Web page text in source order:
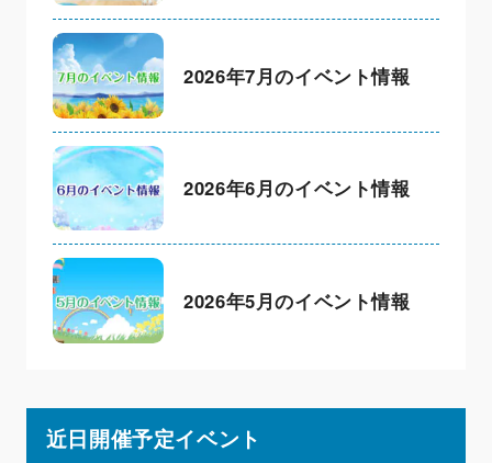
2026年7月のイベント情報
2026年6月のイベント情報
2026年5月のイベント情報
近日開催予定イベント